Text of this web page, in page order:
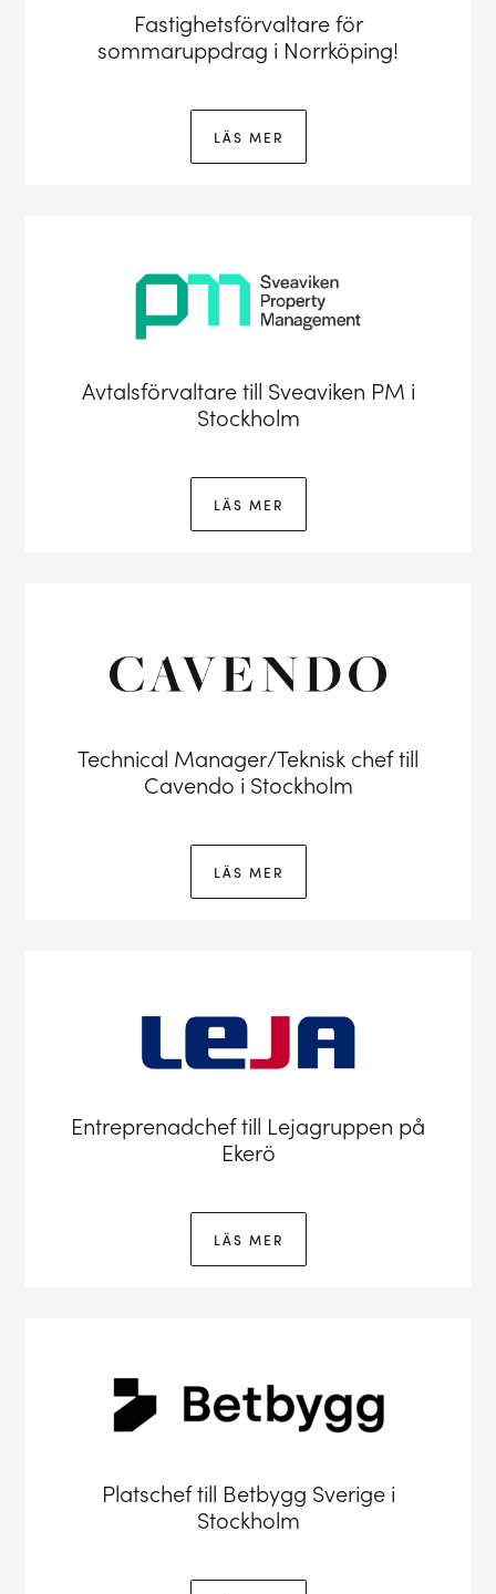
Fastighetsförvaltare för
sommaruppdrag i Norrköping!
LÄS MER
Avtalsförvaltare till Sveaviken PM i
Stockholm
LÄS MER
Technical Manager/Teknisk chef till
Cavendo i Stockholm
LÄS MER
Entreprenadchef till Lejagruppen på
Ekerö
LÄS MER
Platschef till Betbygg Sverige i
Stockholm